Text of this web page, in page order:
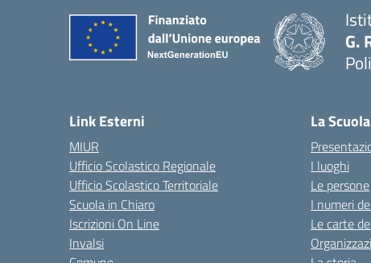
G.
Link Esterni
MIUR
Ufficio Scolastico Regionale
Ufficio Scolastico Territoriale
Scuola in Chiaro
Iscrizioni On Line
Invalsi
La Scuola
I luoghi
Le persone
I numeri
Le carte